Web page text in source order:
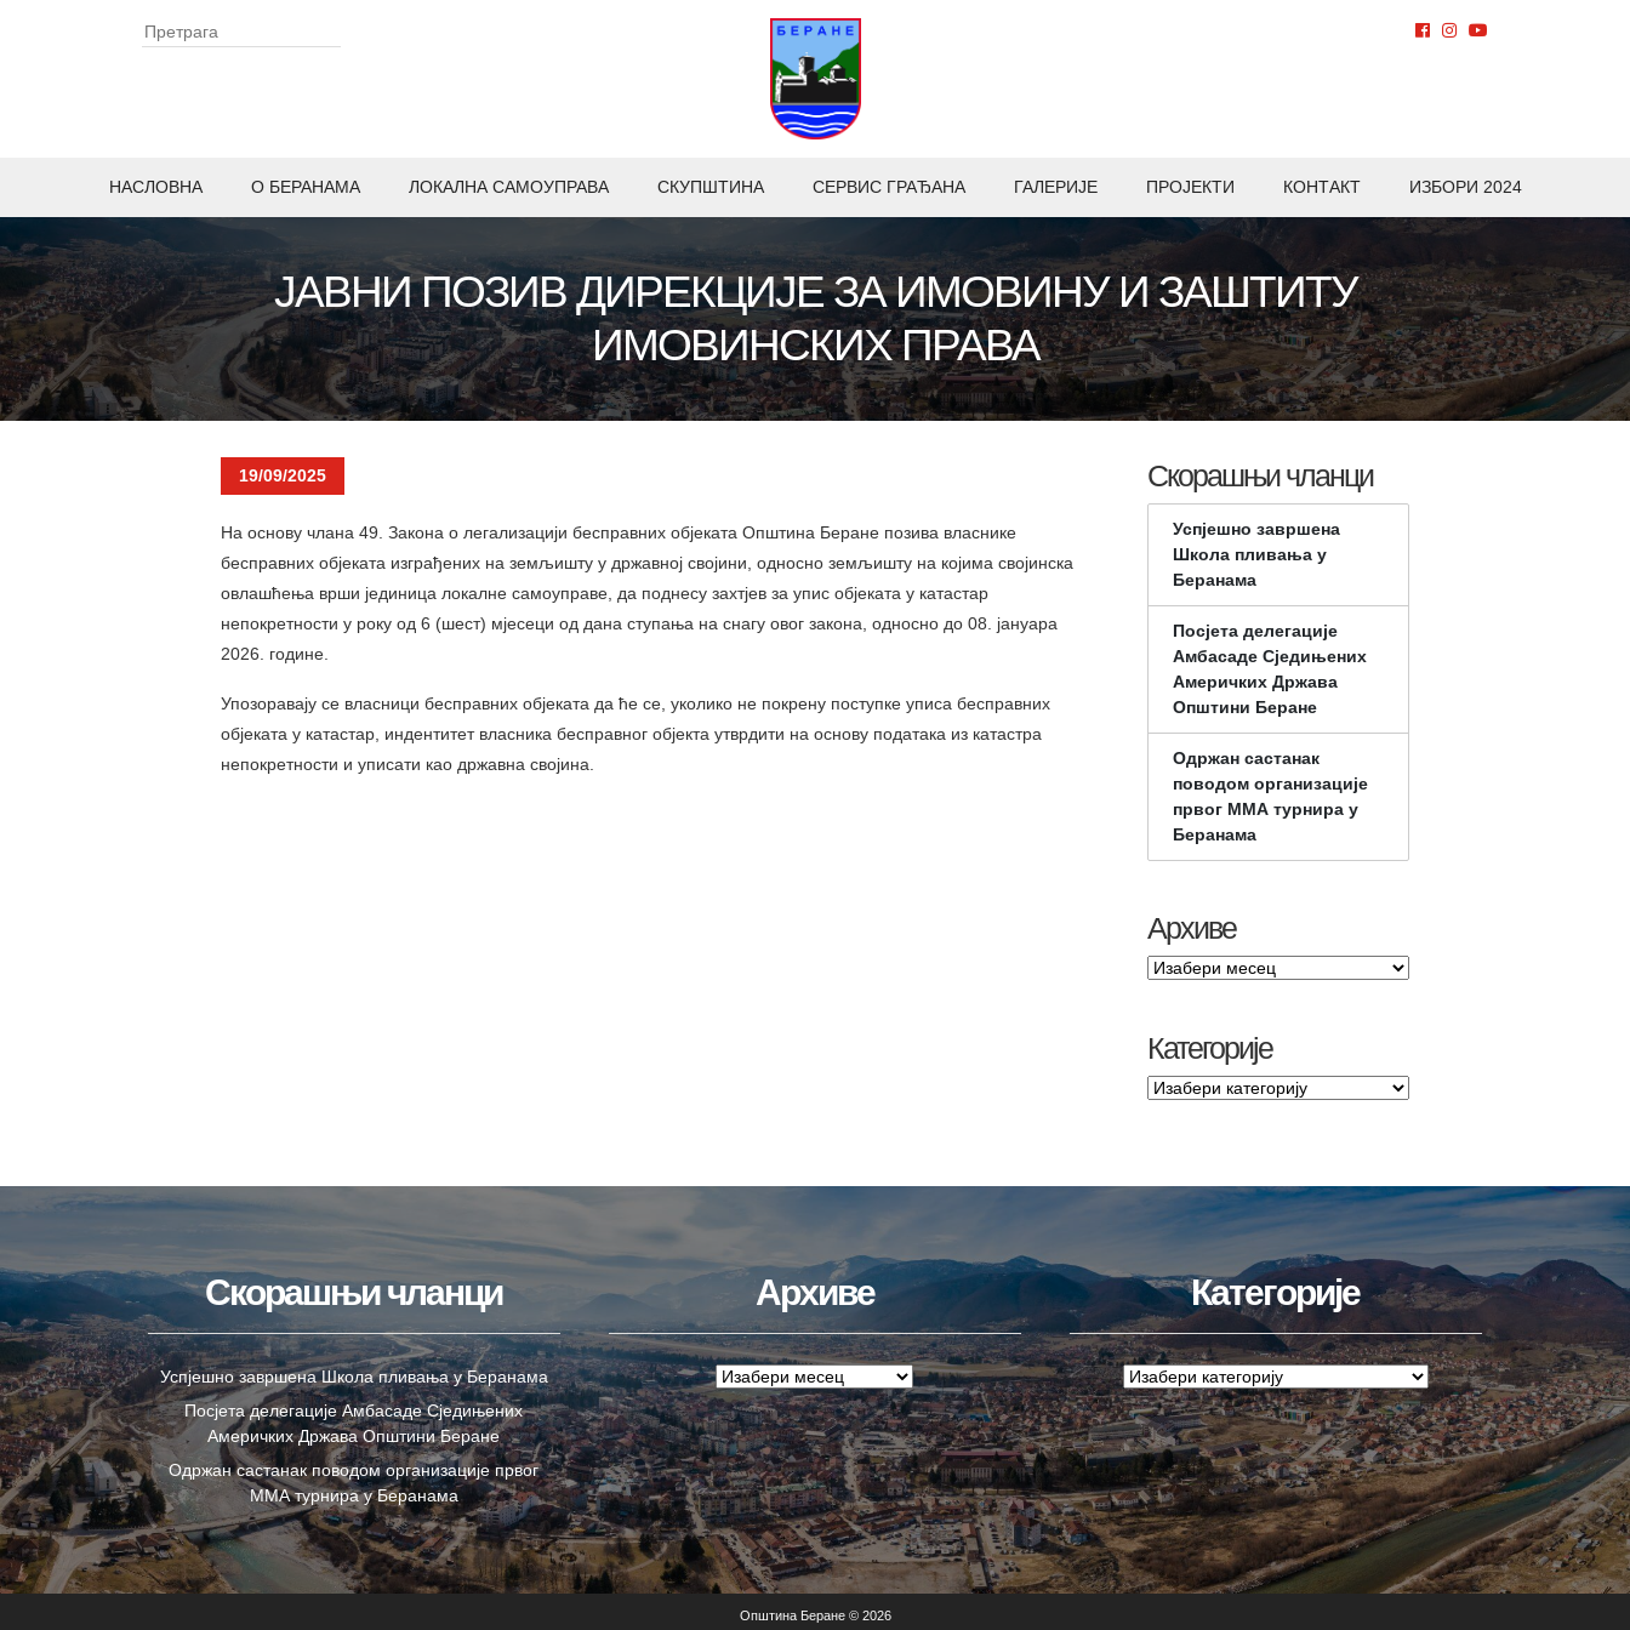
НАСЛОВНА O БЕРАНАМА ЛОКАЛНА САМОУПРАВА СКУПШТИНА СЕРВИС ГРАЂАНА ГАЛЕРИЈЕ ПРОЈЕКТИ КОНТАКТ ИЗБОРИ 2024
ЈАВНИ ПОЗИВ ДИРЕКЦИЈЕ ЗА ИМОВИНУ И ЗАШТИТУ
ИМОВИНСКИХ ПРАВА
19/09/2025
На основу члана 49. Закона о легализацији бесправних објеката Општина Беране позива власнике
бесправних објеката изграђених на земљишту у државној својини, односно земљишту на којима својинска
овлашћења врши јединица локалне самоуправе, да поднесу захтјев за упис објеката у катастар
непокретности у року од 6 (шест) мјесеци од дана ступања на снагу овог закона, односно до 08. јануара
2026. године.
Упозоравају се власници бесправних објеката да ћe се, уколико не покрену поступке уписа бесправних
објеката у катастар, индентитет власника бесправног објекта утврдити на основу података из катастра
непокретности и уписати као државна својина.
Скорашњи чланци
Успјешно завршена
Школа пливања у
Беранама
Посјета делегације
Амбасаде Сједињених
Америчких Држава
Општини Беране
Одржан састанак
поводом организације
првог ММА турнира у
Беранама
Архиве
Категорије
Скорашњи чланци
Успјешно завршена Школа пливања у Беранама
Посјета делегације Амбасаде Сједињених
Америчких Држава Општини Беране
Одржан састанак поводом организације првог
ММА турнира у Беранама
Архиве Категорије
Општина Беране © 2026